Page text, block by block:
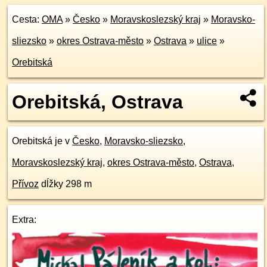
Cesta: OMA» Česko » Moravskoslezský kraj » Moravsko-
sliezsko » okres Ostrava-město » Ostrava » ulice »
Orebitská
Orebitská, Ostrava
Orebitská je v Česko, Moravsko-sliezsko,
Moravskoslezský kraj, okres Ostrava-město, Ostrava,
Přívoz dĺžky 298 m
Extra: